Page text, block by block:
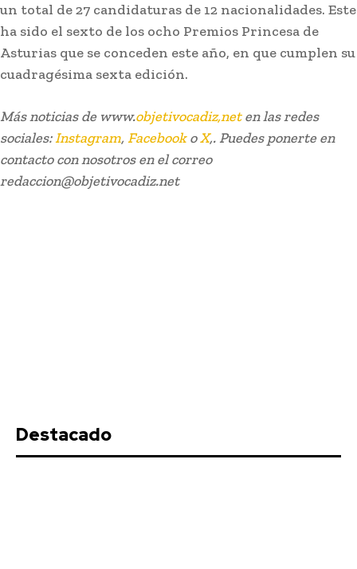
un total de 27 candidaturas de 12 nacionalidades. Este
ha sido el sexto de los ocho Premios Princesa de
Asturias que se conceden este año, en que cumplen su
cuadragésima sexta edición.
Más noticias de www.objetivocadiz,neten las redes
sociales:Instagram, FacebookoX,. Puedes ponerte en
contacto con nosotros en el correo
redaccion@objetivocadiz.net
Destacado